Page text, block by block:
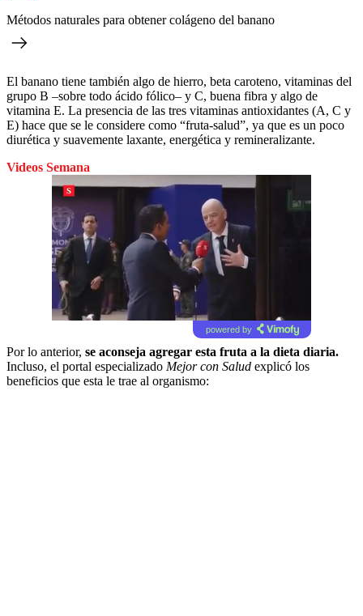
Métodos naturales para obtener colágeno del banano
El banano tiene también algo de hierro, beta caroteno, vitaminas del
grupo B –sobre todo ácido fólico– y C, buena fibra y algo de
vitamina E. La presencia de las tres vitaminas antioxidantes (A, C y
E) hace que se le considere como “fruta-salud”, ya que es un poco
diurética y suavemente laxante, energética y remineralizante.
Videos Semana
powered by
Por lo anterior, se aconseja agregar esta fruta a la dieta diaria.
Incluso, el portal especializado Mejor con Salud explicó los
beneficios que esta le trae al organismo: